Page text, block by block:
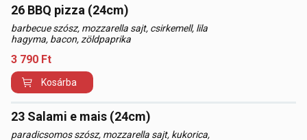
26 BBQ pizza (24cm)
barbecue szósz, mozzarella sajt, csirkemell, lila
hagyma, bacon, zöldpaprika
3 790 Ft
Kosárba
23 Salami e mais (24cm)
paradicsomos szósz, mozzarella sajt, kukorica,